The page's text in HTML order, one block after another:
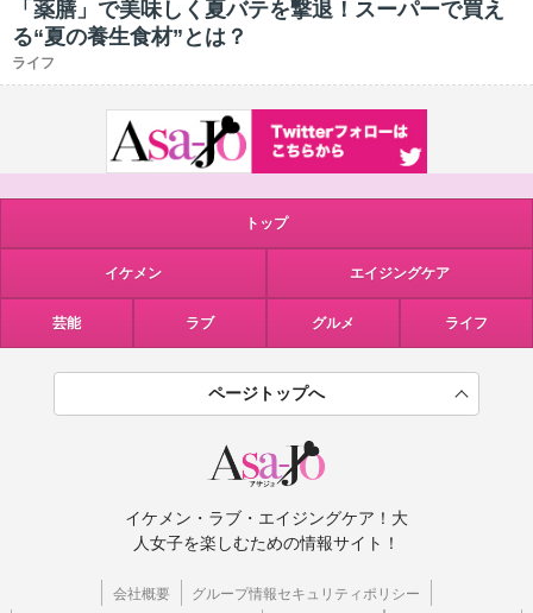
「薬膳」で美味しく夏バテを撃退！スーパーで買え
る“夏の養生食材”とは？
ライフ
トップ
イケメン エイジングケア
芸能 ラブ グルメ ライフ
ページトップへ
イケメン・ラブ・エイジングケア！大
人女子を楽しむための情報サイト！
会社概要 グループ情報セキュリティポリシー